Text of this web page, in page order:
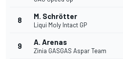
8 M. Schrötter
Liqui Moly Intact GP
9 A. Arenas
Zinia GASGAS Aspar Team